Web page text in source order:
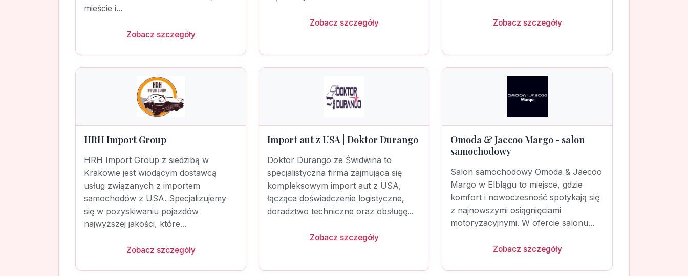
mieście i...
Zobacz szczegóły
Zobacz szczegóły Zobacz szczegóły
HRH Import Group
HRH Import Group z siedzibą w
Krakowie jest wiodącym dostawcą
usług związanych z importem
samochodów z USA. Specjalizujemy
się w pozyskiwaniu pojazdów
najwyższej jakości, które...
Zobacz szczegóły
Import aut z USA | Doktor Durango
Doktor Durango ze Świdwina to
specjalistyczna firma zajmująca się
kompleksowym import aut z USA,
łącząca doświadczenie logistyczne,
doradztwo techniczne oraz obsługę...
Zobacz szczegóły
Omoda & Jaecoo Margo - salon
samochodowy
Salon samochodowy Omoda & Jaecoo
Margo w Elblągu to miejsce, gdzie
komfort i nowoczesność spotykają się
z najnowszymi osiągnięciami
motoryzacyjnymi. W ofercie salonu...
Zobacz szczegóły